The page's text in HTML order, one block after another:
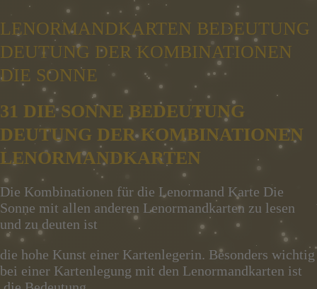
LENORMANDKARTEN BEDEUTUNG
DEUTUNG DER KOMBINATIONEN
DIE SONNE
31 DIE SONNE BEDEUTUNG
DEUTUNG DER KOMBINATIONEN
LENORMANDKARTEN
Die Kombinationen für die Lenormand Karte Die
Sonne mit allen anderen Lenormandkarten zu lesen
und zu deuten ist
die hohe Kunst einer Kartenlegerin. Besonders wichtig
bei einer Kartenlegung mit den Lenormandkarten ist